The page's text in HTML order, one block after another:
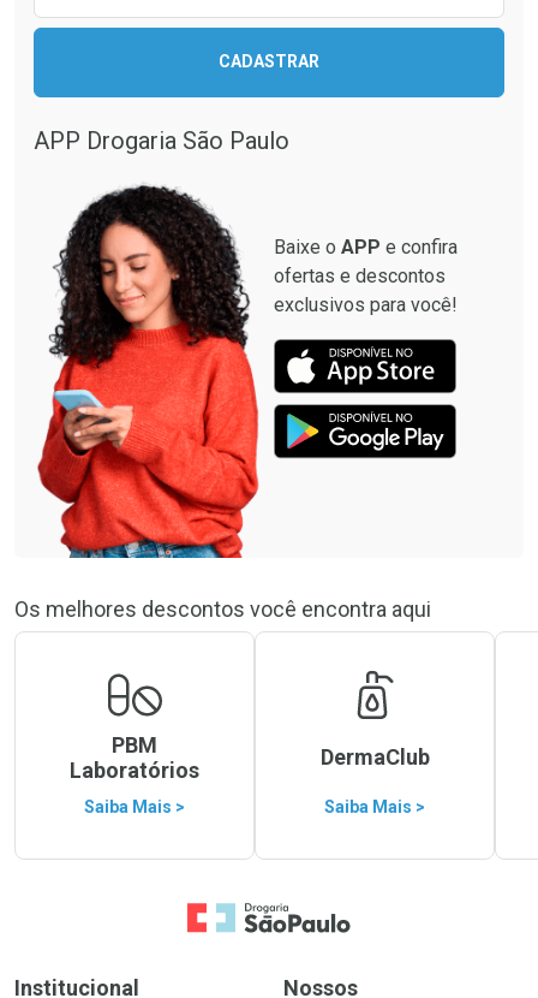
CADASTRAR
APP Drogaria São Paulo
Baixe o APP e confira
ofertas e descontos
exclusivos para você!
Os melhores descontos você encontra aqui
PBM
Laboratórios
Saiba Mais >
DermaClub
Saiba Mais >
Ir para a Home
Institucional Nossos